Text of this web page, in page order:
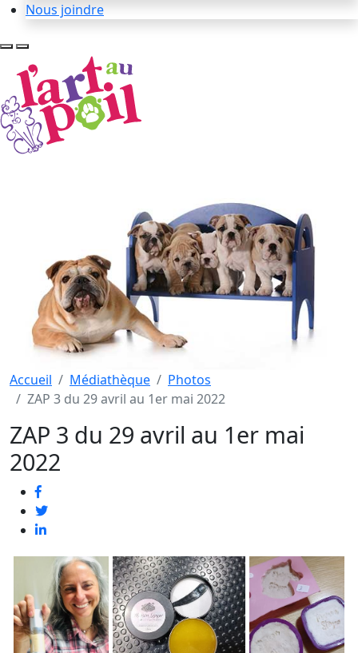
Nous joindre
Accueil Médiathèque
Photos
ZAP 3 du 29 avril au 1er mai 2022
ZAP 3 du 29 avril au 1er mai
2022